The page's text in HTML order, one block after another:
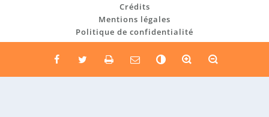
Crédits
Mentions légales
Politique de confidentialité
n